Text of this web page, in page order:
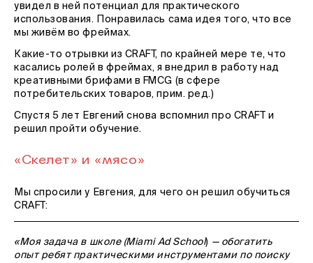
увидел в ней потенциал для практического
использования. Понравилась сама идея того, что все
мы живём во фреймах.
Какие-то отрывки из CRAFT, по крайней мере те, что
касались ролей в фреймах, я внедрил в работу над
креативными брифами в FMCG (в сфере
потребительских товаров, прим. ред.)
Спустя 5 лет Евгений снова вспомнил про CRAFT и
решил пройти обучение.
«Скелет» и «мясо»
Мы спросили у Евгения, для чего он решил обучиться
CRAFT:
«Моя задача в школе (Miami Ad School) — обогатить
опыт ребят практическими инструментами по поиску